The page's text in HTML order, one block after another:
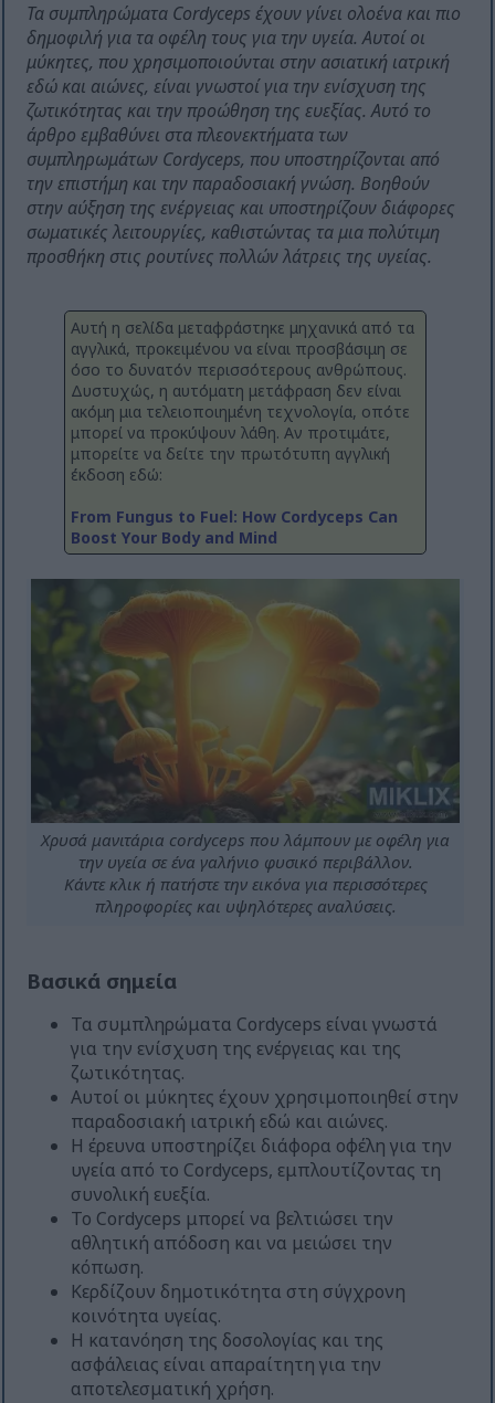
Τα συμπληρώματα Cordyceps έχουν γίνει ολοένα και πιο
δημοφιλή για τα οφέλη τους για την υγεία. Αυτοί οι
μύκητες, που χρησιμοποιούνται στην ασιατική ιατρική
εδώ και αιώνες, είναι γνωστοί για την ενίσχυση της
ζωτικότητας και την προώθηση της ευεξίας. Αυτό το
άρθρο εμβαθύνει στα πλεονεκτήματα των
συμπληρωμάτων Cordyceps, που υποστηρίζονται από
την επιστήμη και την παραδοσιακή γνώση. Βοηθούν
στην αύξηση της ενέργειας και υποστηρίζουν διάφορες
σωματικές λειτουργίες, καθιστώντας τα μια πολύτιμη
προσθήκη στις ρουτίνες πολλών λάτρεις της υγείας.
Αυτή η σελίδα μεταφράστηκε μηχανικά από τα
αγγλικά, προκειμένου να είναι προσβάσιμη σε
όσο το δυνατόν περισσότερους ανθρώπους.
Δυστυχώς, η αυτόματη μετάφραση δεν είναι
ακόμη μια τελειοποιημένη τεχνολογία, οπότε
μπορεί να προκύψουν λάθη. Αν προτιμάτε,
μπορείτε να δείτε την πρωτότυπη αγγλική
έκδοση εδώ:
From Fungus to Fuel: How Cordyceps Can
Boost Your Body and Mind
Χρυσά μανιτάρια cordyceps που λάμπουν με οφέλη για
την υγεία σε ένα γαλήνιο φυσικό περιβάλλον.
Κάντε κλικ ή πατήστε την εικόνα για περισσότερες
πληροφορίες και υψηλότερες αναλύσεις.
Βασικά σημεία
Τα συμπληρώματα Cordyceps είναι γνωστά
για την ενίσχυση της ενέργειας και της
ζωτικότητας.
Αυτοί οι μύκητες έχουν χρησιμοποιηθεί στην
παραδοσιακή ιατρική εδώ και αιώνες.
Η έρευνα υποστηρίζει διάφορα οφέλη για την
υγεία από το Cordyceps, εμπλουτίζοντας τη
συνολική ευεξία.
Το Cordyceps μπορεί να βελτιώσει την
αθλητική απόδοση και να μειώσει την
κόπωση.
Κερδίζουν δημοτικότητα στη σύγχρονη
κοινότητα υγείας.
Η κατανόηση της δοσολογίας και της
ασφάλειας είναι απαραίτητη για την
αποτελεσματική χρήση.